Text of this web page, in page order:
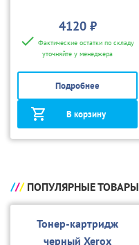
4120 ₽
Фактические остатки по складу
уточняйте у менеджера
Подробнее
В корзину
ПОПУЛЯРНЫЕ ТОВАРЫ
Тонер-картридж
черный Xerox